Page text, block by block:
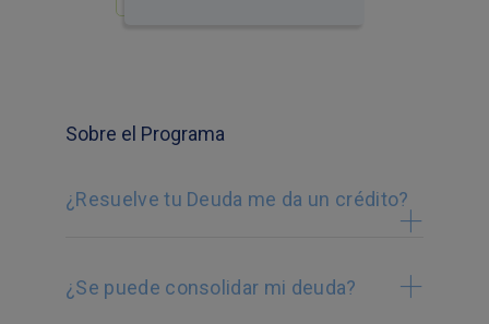
Sobre el Programa
¿Resuelve tu Deuda me da un crédito?
¿Se puede consolidar mi deuda?